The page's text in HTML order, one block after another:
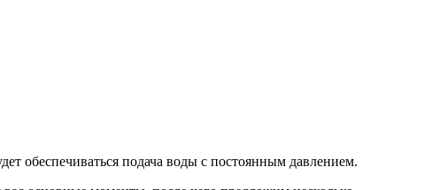
обеспечиваться подача воды с постоянным давлением.